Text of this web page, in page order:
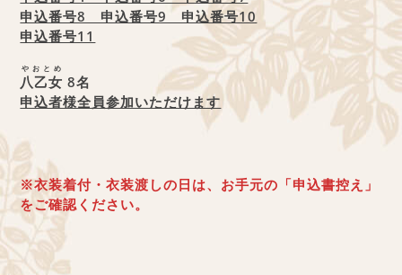
申込番号8 申込番号9 申込番号10
申込番号11
八乙女
やおとめ
8名
申込者様全員参加いただけます
※衣装着付・衣装渡しの日は、お手元の「申込書控え」
をご確認ください。